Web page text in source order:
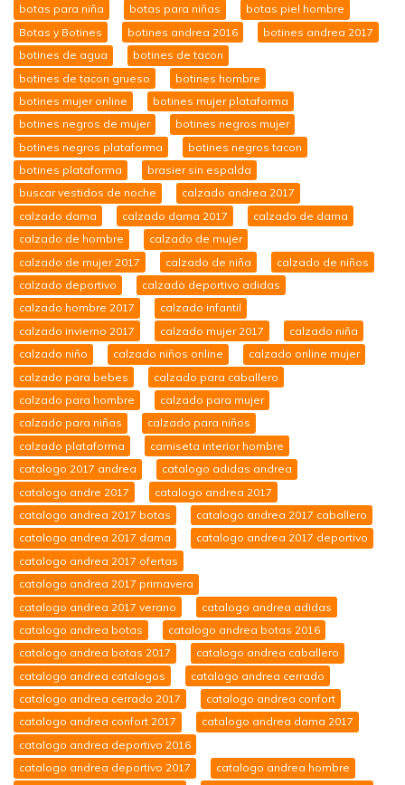
botas para niña
botas para niñas
botas piel hombre
Botas y Botines
botines andrea 2016
botines andrea 2017
botines de agua
botines de tacon
botines de tacon grueso
botines hombre
botines mujer online
botines mujer plataforma
botines negros de mujer
botines negros mujer
botines negros plataforma
botines negros tacon
botines plataforma
brasier sin espalda
buscar vestidos de noche
calzado andrea 2017
calzado dama
calzado dama 2017
calzado de dama
calzado de hombre
calzado de mujer
calzado de mujer 2017
calzado de niña
calzado de niños
calzado deportivo
calzado deportivo adidas
calzado hombre 2017
calzado infantil
calzado invierno 2017
calzado mujer 2017
calzado niña
calzado niño
calzado niños online
calzado online mujer
calzado para bebes
calzado para caballero
calzado para hombre
calzado para mujer
calzado para niñas
calzado para niños
calzado plataforma
camiseta interior hombre
catalogo 2017 andrea
catalogo adidas andrea
catalogo andre 2017
catalogo andrea 2017
catalogo andrea 2017 botas
catalogo andrea 2017 caballero
catalogo andrea 2017 dama
catalogo andrea 2017 deportivo
catalogo andrea 2017 ofertas
catalogo andrea 2017 primavera
catalogo andrea 2017 verano
catalogo andrea adidas
catalogo andrea botas
catalogo andrea botas 2016
catalogo andrea botas 2017
catalogo andrea caballero
catalogo andrea catalogos
catalogo andrea cerrado
catalogo andrea cerrado 2017
catalogo andrea confort
catalogo andrea confort 2017
catalogo andrea dama 2017
catalogo andrea deportivo 2016
catalogo andrea deportivo 2017
catalogo andrea hombre